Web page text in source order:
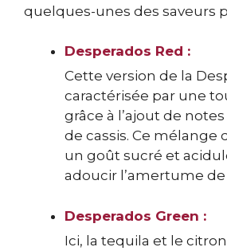
quelques-unes des saveurs
Desperados Red :
Cette version de la
caractérisée par une
grâce à l’ajout de
de cassis. Ce mélange
un goût sucré et
adoucir l’amertume de
Desperados Green :
Ici, la tequila et le